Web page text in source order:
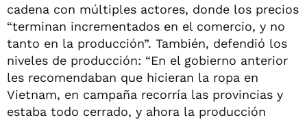
cadena con múltiples actores, donde los precios
“terminan incrementados en el comercio, y no
tanto en la producción”. También, defendió los
niveles de producción: “En el gobierno anterior
les recomendaban que hicieran la ropa en
Vietnam, en campaña recorría las provincias y
estaba todo cerrado, y ahora la producción